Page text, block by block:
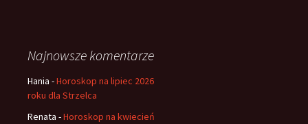
Najnowsze komentarze
Hania -Horoskop na lipiec 2026
roku dla Strzelca
Renata -Horoskop na kwiecień